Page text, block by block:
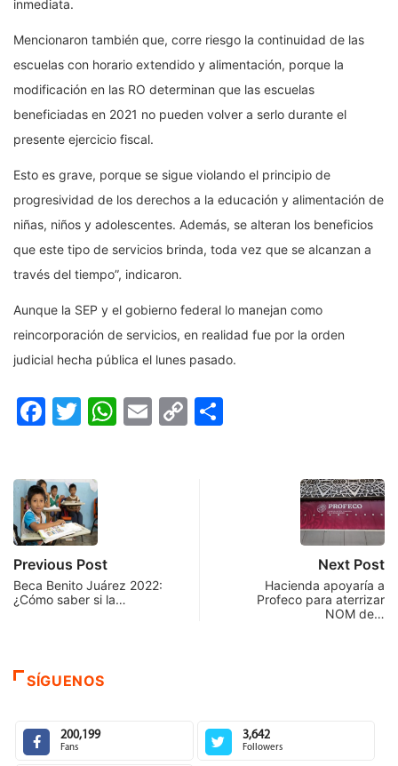
inmediata.
Mencionaron también que, corre riesgo la continuidad de las
escuelas con horario extendido y alimentación, porque la
modificación en las RO determinan que las escuelas
beneficiadas en 2021 no pueden volver a serlo durante el
presente ejercicio fiscal.
Esto es grave, porque se sigue violando el principio de
progresividad de los derechos a la educación y alimentación de
niñas, niños y adolescentes. Además, se alteran los beneficios
que este tipo de servicios brinda, toda vez que se alcanzan a
través del tiempo”, indicaron.
Aunque la SEP y el gobierno federal lo manejan como
reincorporación de servicios, en realidad fue por la orden
judicial hecha pública el lunes pasado.
Facebook
Twitter
WhatsApp
Email
Copy
Previous Post
Beca Benito Juárez 2022:
¿Cómo saber si la…
Next Post
Hacienda apoyaría a
Profeco para aterrizar
NOM de…
SÍGUENOS
200,199
Fans
3,642
Followers